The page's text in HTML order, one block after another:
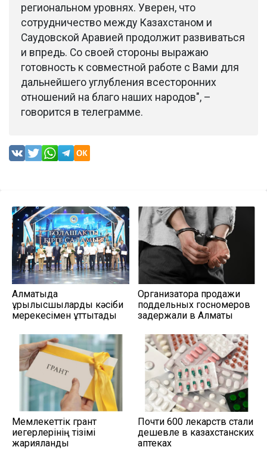
региональном уровнях. Уверен, что
сотрудничество между Казахстаном и
Саудовской Аравией продолжит развиваться
и впредь. Со своей стороны выражаю
готовность к совместной работе с Вами для
дальнейшего углубления всесторонних
отношений на благо наших народов", –
говорится в телеграмме.
Алматыда
құрылысшыларды кәсіби
мерекесімен құттықтады
Организатора продажи
поддельных госномеров
задержали в Алматы
Мемлекеттік грант
иегерлерінің тізімі
жарияланды
Почти 600 лекарств стали
дешевле в казахстанских
аптеках